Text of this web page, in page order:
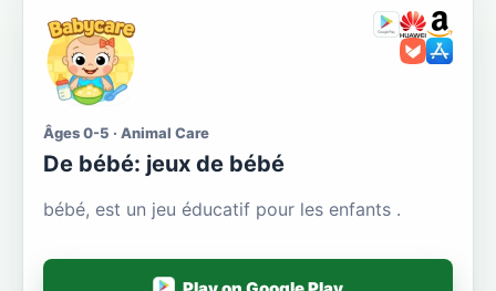
Âges 0-5 · Animal Care
De bébé: jeux de bébé
bébé, est un jeu éducatif pour les enfants .